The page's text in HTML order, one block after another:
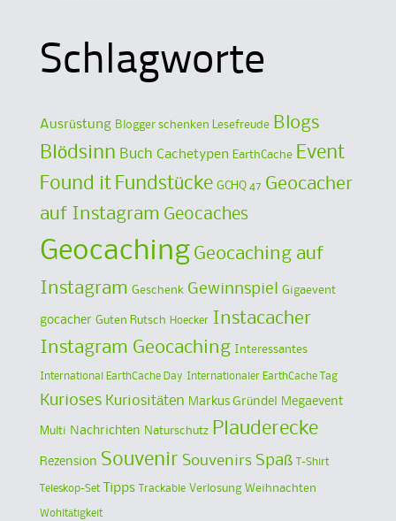
Schlagworte
Ausrüstung Blogger schenken Lesefreude Blogs
Blödsinn Buch Cachetypen EarthCache
Event
Found it Fundstücke GCHQ 47 Geocacher
auf Instagram Geocaches
Geocaching Geocaching auf
Instagram Geschenk Gewinnspiel Gigaevent
gocacher Guten Rutsch Hoecker Instacacher
Instagram Geocaching Interessantes
International EarthCache Day Internationaler EarthCache Tag
Kurioses Kuriositäten Markus Gründel Megaevent
Multi Nachrichten Naturschutz Plauderecke
Rezension Souvenir Souvenirs Spaß T-Shirt
Teleskop-Set Tipps Trackable Verlosung Weihnachten
Wohltätigkeit